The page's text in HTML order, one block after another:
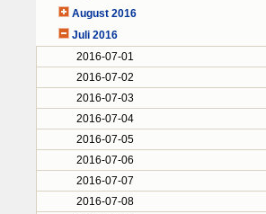
August 2016
Juli 2016
2016-07-01
2016-07-02
2016-07-03
2016-07-04
2016-07-05
2016-07-06
2016-07-07
2016-07-08